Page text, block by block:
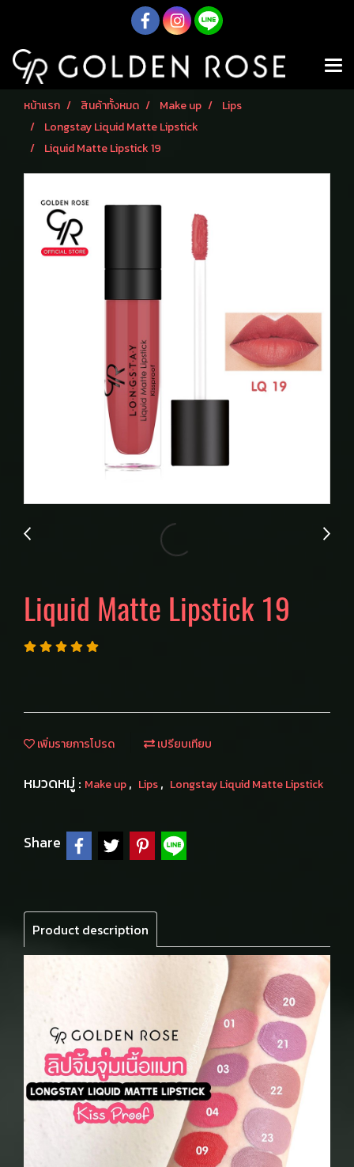
หน้าแรก สินค้าทั้งหมด Make up
Lips
Longstay Liquid Matte Lipstick
Liquid Matte Lipstick 19
Liquid Matte Lipstick 19
เพิ่มรายการโปรด เปรียบเทียบ
หมวดหมู่ : Make up, Lips, Longstay Liquid Matte Lipstick
Share
Product description